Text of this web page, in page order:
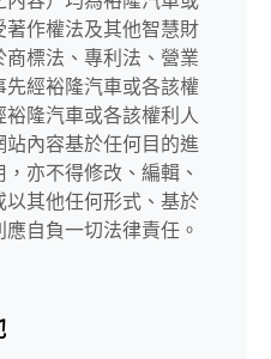
作權法及其他智慧財
標法、專利法、營業
經裕隆汽車或各該權
隆汽車或各該權利人
內容基於任何目的進
亦不得修改、編輯、
其他任何形式、基於
自負一切法律責任。